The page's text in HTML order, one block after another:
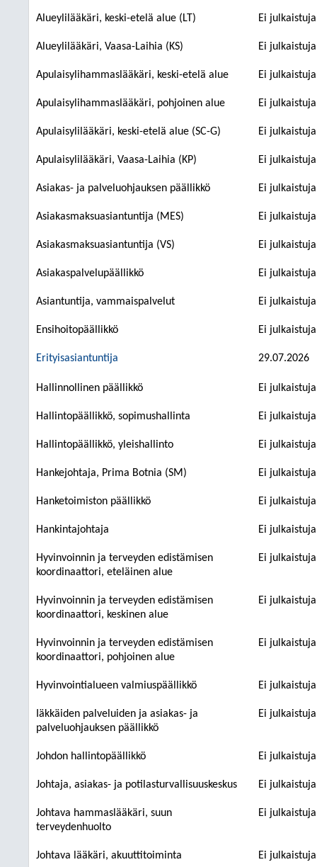
Alueylilääkäri, keski-etelä alue (LT) Ei
Alueylilääkäri, Vaasa-Laihia (KS) Ei
Apulaisylihammaslääkäri, keski-etelä alue Ei
Apulaisylihammaslääkäri, pohjoinen alue Ei
Apulaisylilääkäri, keski-etelä alue (SC-G) Ei
Apulaisylilääkäri, Vaasa-Laihia (KP) Ei
Asiakas- ja palveluohjauksen päällikkö Ei
Asiakasmaksuasiantuntija (MES) Ei
Asiakasmaksuasiantuntija (VS) Ei
Asiakaspalvelupäällikkö Ei
Asiantuntija, vammaispalvelut Ei
Ensihoitopäällikkö Ei
Erityisasiantuntija 29.07.2026
Hallinnollinen päällikkö Ei
Hallintopäällikkö, sopimushallinta Ei
Hallintopäällikkö, yleishallinto Ei
Hankejohtaja, Prima Botnia (SM) Ei
Hanketoimiston päällikkö Ei
Hankintajohtaja Ei
Hyvinvoinnin ja terveyden edistämisen
koordinaattori, eteläinen alue
Ei
Hyvinvoinnin ja terveyden edistämisen
koordinaattori, keskinen alue
Ei
Hyvinvoinnin ja terveyden edistämisen
koordinaattori, pohjoinen alue
Ei
Hyvinvointialueen valmiuspäällikkö Ei
Iäkkäiden palveluiden ja asiakas- ja
palveluohjauksen päällikkö
Ei
Johdon hallintopäällikkö Ei
Johtaja, asiakas- ja potilasturvallisuuskeskus Ei
Johtava hammaslääkäri, suun
terveydenhuolto
Ei
Johtava lääkäri, akuuttitoiminta Ei